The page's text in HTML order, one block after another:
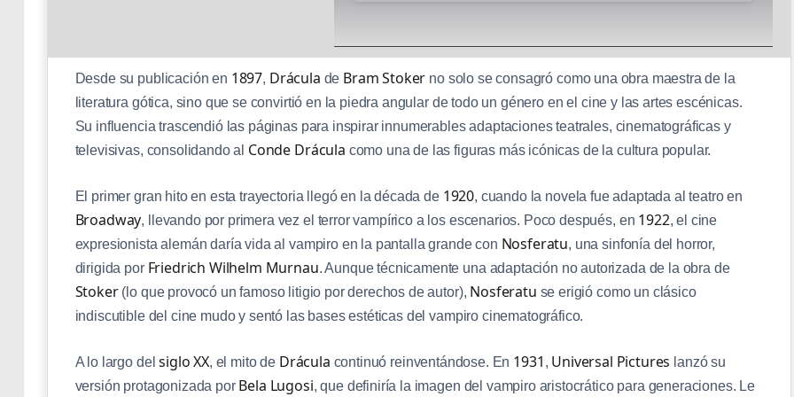
Desde su publicación en 1897, Drácula de Bram Stoker no solo se consagró como una obra maestra de la
literatura gótica, sino que se convirtió en la piedra angular de todo un género en el cine y las artes escénicas.
Su influencia trascendió las páginas para inspirar innumerables adaptaciones teatrales, cinematográficas y
televisivas, consolidando al Conde Drácula como una de las figuras más icónicas de la cultura popular.
El primer gran hito en esta trayectoria llegó en la década de 1920, cuando la novela fue adaptada al teatro en
Broadway, llevando por primera vez el terror vampírico a los escenarios. Poco después, en 1922, el cine
expresionista alemán daría vida al vampiro en la pantalla grande con Nosferatu, una sinfonía del horror,
dirigida por Friedrich Wilhelm Murnau. Aunque técnicamente una adaptación no autorizada de la obra de
Stoker(lo que provocó un famoso litigio por derechos de autor), Nosferatu se erigió como un clásico
indiscutible del cine mudo y sentó las bases estéticas del vampiro cinematográfico.
A lo largo delsiglo XX, el mito de Drácula continuó reinventándose. En 1931 , Universal Pictures lanzó su
versión protagonizada por Bela Lugosi, que definiría la imagen del vampiro aristocrático para generaciones. Le